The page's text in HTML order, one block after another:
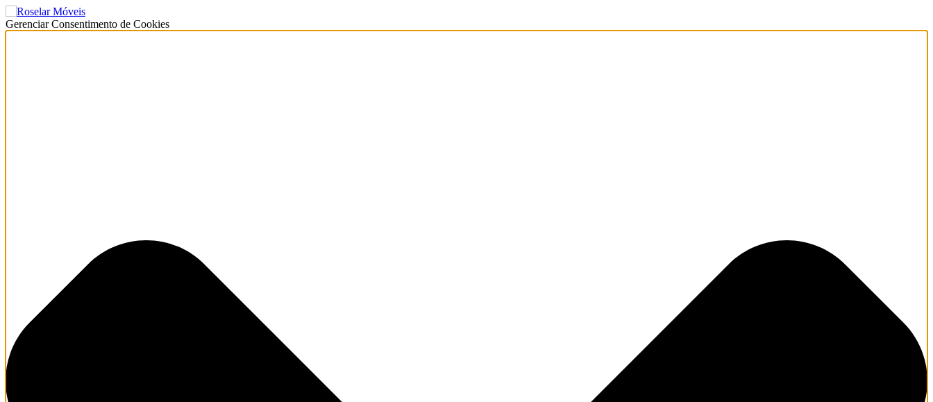
Gerenciar Consentimento de Cookies